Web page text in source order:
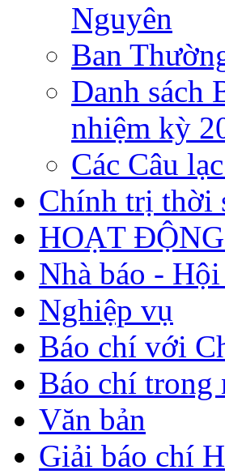
Nguyên
Ban
Danh sách
nhiệm kỳ
Các Câu
Chính trị thời
HOẠT
Nhà báo -
Nghiệp vụ
Báo chí với
Báo chí trong
Văn bản
Giải báo chí